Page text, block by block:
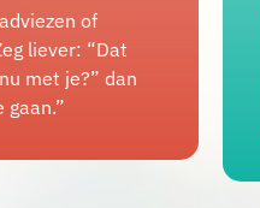
of
liever: “Dat
met je?” dan